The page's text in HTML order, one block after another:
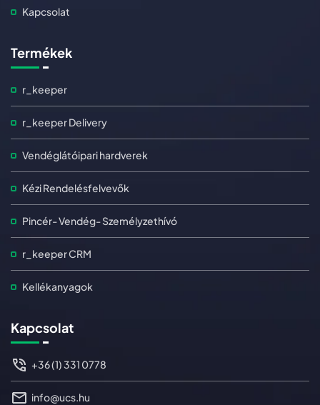
Kapcsolat
Termékek
r_keeper
r_keeper Delivery
Vendéglátóipari hardverek
Kézi Rendelésfelvevők
Pincér- Vendég- Személyzethívó
r_keeper CRM
Kellékanyagok
Kapcsolat
+36 (1) 331 0778
info@ucs.hu